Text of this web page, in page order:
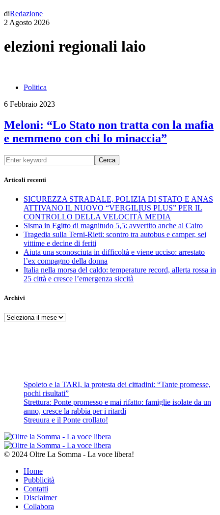
diRedazione
2 Agosto 2026
elezioni regionali laio
Politica
6 Febbraio 2023
Meloni: “Lo Stato non tratta con la mafia
e nemmeno con chi lo minaccia”
Cerca
Articoli recenti
SICUREZZA STRADALE, POLIZIA DI STATO E ANAS
ATTIVANO IL NUOVO “VERGILIUS PLUS” PER IL
CONTROLLO DELLA VELOCITÀ MEDIA
Sisma in Egitto di magnitudo 5,5: avvertito anche al Cairo
Tragedia sulla Terni-Rieti: scontro tra autobus e camper, sei
vittime e decine di feriti
Aiuta una sconosciuta in difficoltà e viene ucciso: arrestato
l’ex compagno della donna
Italia nella morsa del caldo: temperature record, allerta rossa in
25 città e cresce l’emergenza siccità
Archivi
Archivi
Spoleto e la TARI, la protesta dei cittadini: “Tante promesse,
pochi risultati”
Strettura: Ponte promesso e mai rifatto: famiglie isolate da un
anno, cresce la rabbia per i ritardi
Streuura e il Ponte crollato!
© 2024 Oltre La Somma - La voce libera!
Home
Pubblicità
Contatti
Disclaimer
Collabora